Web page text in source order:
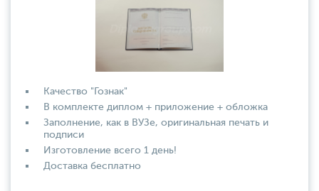
Качество "Гознак"
В комплекте диплом + приложение + обложка
Заполнение, как в ВУЗе, оригинальная печать и
подписи
Изготовление всего 1 день!
Доставка бесплатно